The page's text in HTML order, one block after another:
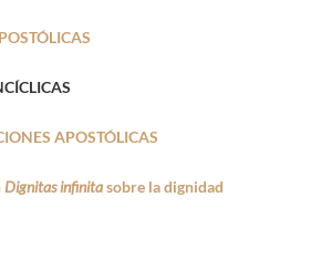
APOSTÓLICAS
Dignitas infinitasobre la dignidad